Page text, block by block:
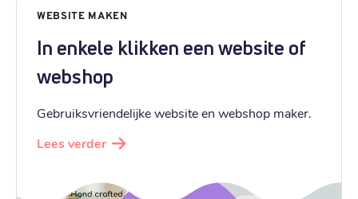
WEBSITE MAKEN
In enkele klikken een website of
webshop
Gebruiksvriendelijke website en webshop maker.
Lees verder